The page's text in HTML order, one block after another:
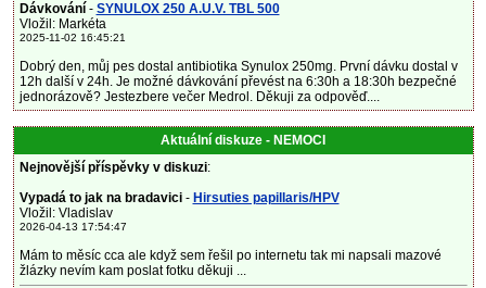
Dávkování - SYNULOX 250 A.U.V. TBL 500
Vložil: Markéta
2025-11-02 16:45:21
Dobrý den, můj pes dostal antibiotika Synulox 250mg. První dávku dostal v
12h další v 24h. Je možné dávkování převést na 6:30h a 18:30h bezpečné
jednorázově? Jestezbere večer Medrol. Děkuji za odpověď....
Aktuální diskuze - NEMOCI
Nejnovější příspěvky v diskuzi:
Vypadá to jak na bradavici - Hirsuties papillaris/HPV
Vložil: Vladislav
2026-04-13 17:54:47
Mám to měsíc cca ale když sem řešil po internetu tak mi napsali mazové
žlázky nevím kam poslat fotku děkuji ...